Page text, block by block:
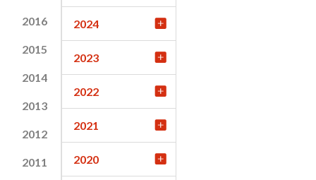
2016
2015
2014
2013
2012
2011
2024
2023
2022
2021
2020